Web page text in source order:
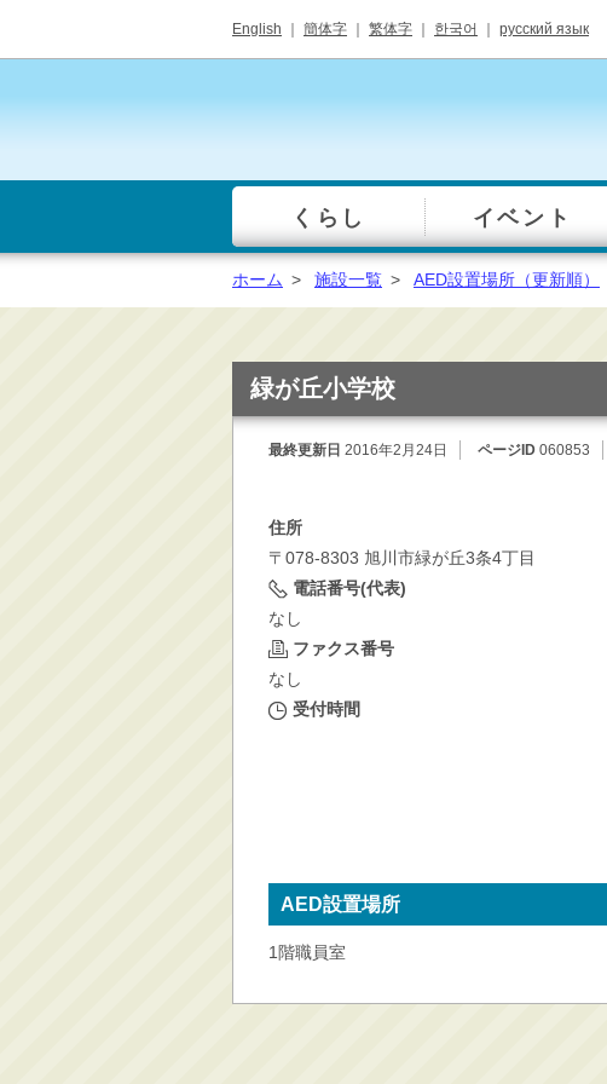
English 簡体字 繁体字 한국어 русский язык
一覧
くらし イベント
総合窓口
手続き・届出（戸籍・
境保全
消防・救急
学ぶ・文化・スポーツ
産業・しごと・消費生
水道・除雪・土木
公共交通・空港
市議会・選挙
ホーム > 施設一覧 > AED設置場所（更新順）
緑が丘小学校
最終更新日 2016年2月24日 ページID 060853
住所
〒078-8303 旭川市緑が丘3条4丁目
電話番号(代表)
なし
ファクス番号
なし
受付時間
AED設置場所
1階職員室